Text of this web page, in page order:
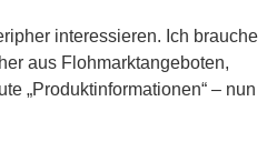
interessieren. Ich brauche
aus Flohmarktangeboten,
„Produktinformationen“ – nun